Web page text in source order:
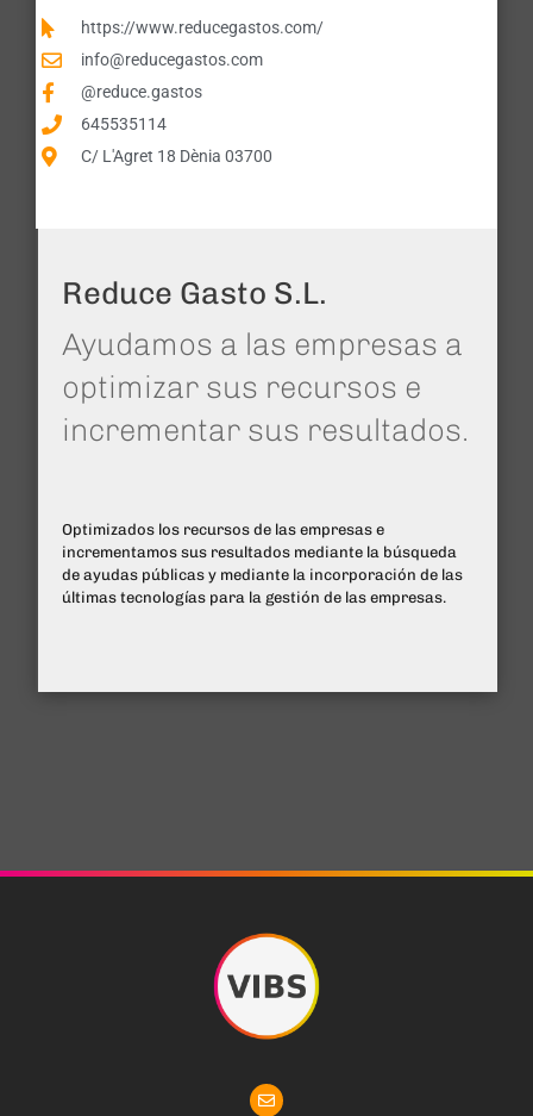
https://www.reducegastos.com/
info@reducegastos.com
@reduce.gastos
645535114
C/ L'Agret 18 Dènia 03700
Reduce Gasto S.L.
Ayudamos a las empresas a
optimizar sus recursos e
incrementar sus resultados.
Optimizados los recursos de las empresas e
incrementamos sus resultados mediante la búsqueda
de ayudas públicas y mediante la incorporación de las
últimas tecnologías para la gestión de las empresas.